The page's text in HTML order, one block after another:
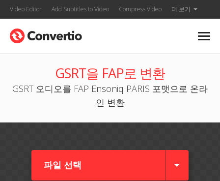
Video Editor Add Subtitles to Video Compress Video 더 보기
GSRT을 FAP로 변환
GSRT 오디오를 FAP Ensoniq PARIS 포맷으로 온라
인 변환
파일 선택